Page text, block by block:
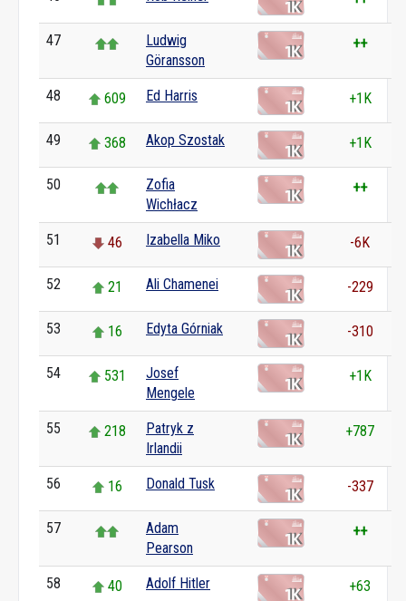
47
Ludwig
Göransson
++
48 609 Ed Harris +1K
49 368 Akop Szostak +1K
50
Zofia
Wichłacz
++
51 46 Izabella Miko -6K
52 21 Ali Chamenei -229
53 16 Edyta Górniak -310
54 531
Josef
Mengele
+1K
55 218
Patryk z
Irlandii
+787
56 16 Donald Tusk -337
57
Adam
Pearson
++
58 40 Adolf Hitler +63